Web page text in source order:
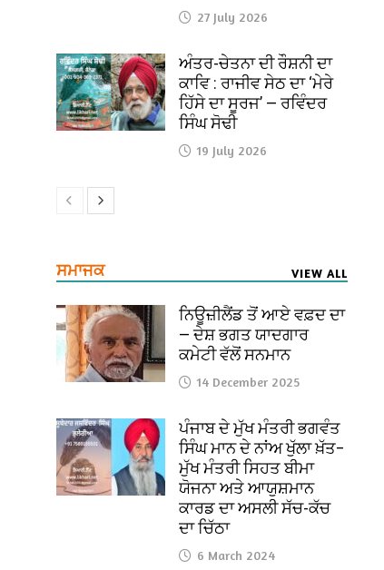
27 July 2026
ਅੰਤਰ-ਚੇਤਨਾ ਦੀ ਰੌਸ਼ਨੀ ਦਾ
ਕਾਵਿ : ਰਾਜੀਵ ਸੇਠ ਦਾ ‘ਮੇਰੇ
ਹਿੱਸੇ ਦਾ ਸੂਰਜ’ — ਰਵਿੰਦਰ
ਸਿੰਘ ਸੋਢੀ
19 July 2026
ਸਮਾਜਕ VIEW ALL
ਨਿਊਜ਼ੀਲੈਂਡ ਤੋਂ ਆਏ ਵਫ਼ਦ ਦਾ
— ਦੇਸ਼ ਭਗਤ ਯਾਦਗਾਰ
ਕਮੇਟੀ ਵੱਲੋਂ ਸਨਮਾਨ
14 December 2025
ਪੰਜਾਬ ਦੇ ਮੁੱਖ ਮੰਤਰੀ ਭਗਵੰਤ
ਸਿੰਘ ਮਾਨ ਦੇ ਨਾਂਅ ਖੁੱਲਾ ਖ਼ੱਤ–
ਮੁੱਖ ਮੰਤਰੀ ਸਿਹਤ ਬੀਮਾ
ਯੋਜਨਾ ਅਤੇ ਆਯੁਸ਼ਮਾਨ
ਕਾਰਡ ਦਾ ਅਸਲੀ ਸੱਚ-ਕੱਚ
ਦਾ ਚਿੱਠਾ
6 March 2024